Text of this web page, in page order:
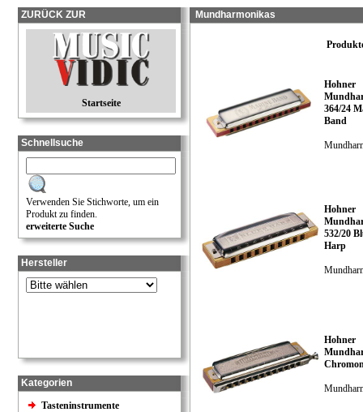
ZURÜCK ZUR
Startseite
Schnellsuche
Verwenden Sie Stichworte, um ein
Produkt zu finden.
erweiterte Suche
Hersteller
Kategorien
Tasteninstrumente
Mundharmonikas
Hohner
364/24
Band
Hohner
532/20
Harp
Hohner